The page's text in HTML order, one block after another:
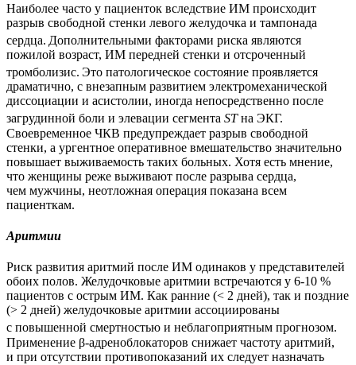
Наиболее часто у пациенток вследствие ИМ происходит
разрыв свободной стенки левого желудочка и тампонада
сердца. Дополнительными факторами риска являются
пожилой возраст, ИМ передней стенки и отсроченный
тромболизис. Это патологическое состояние проявляется
драматично, с внезапным развитием электромеханической
диссоциации и асистолии, иногда непосредственно после
загрудинной боли и элевации сегмента STна ЭКГ.
Своевременное ЧКВ предупреждает разрыв свободной
стенки, а ургентное оперативное вмешательство значительно
повышает выживаемость таких больных. Хотя есть мнение,
что женщины реже выживают после разрыва сердца,
чем мужчины, неотложная операция показана всем
пациенткам.
Аритмии
Риск развития аритмий после ИМ одинаков у представителей
обоих полов. Желудочковые аритмии встречаются у 6-10 %
пациентов с острым ИМ. Как ранние (< 2 дней), так и поздние
(> 2 дней) желудочковые аритмии ассоциированы
с повышенной смертностью и неблагоприятным прогнозом.
Применение β-адреноблокаторов снижает частоту аритмий,
и при отсутствии противопоказаний их следует назначать